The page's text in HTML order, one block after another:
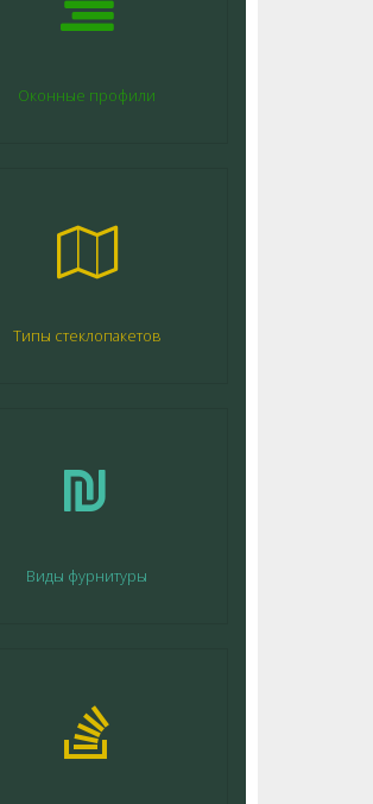
Оконные профили
Типы стеклопакетов
Виды фурнитуры